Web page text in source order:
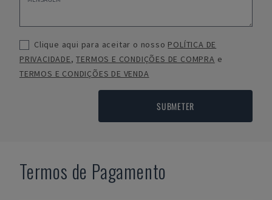
Clique aqui para aceitar o nosso POLÍTICA DE
PRIVACIDADE,TERMOS E CONDIÇÕES DE COMPRA e
TERMOS E CONDIÇÕES DE VENDA
SUBMETER
Termos de Pagamento